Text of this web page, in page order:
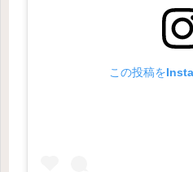
この投稿を